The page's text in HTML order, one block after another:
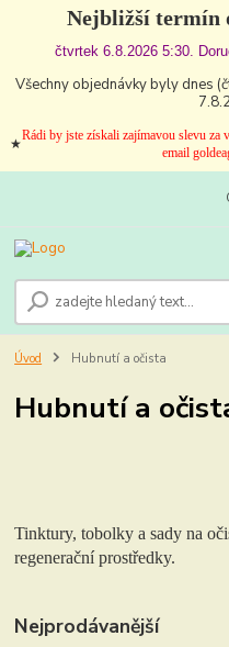
Nejbližší termín
čtvrtek 6.8.2026 5:30.
Všechny objednávky byly dnes
★Rádi by jste získali zajímavou slevu za
email
Úvod Hubnutí a očista
Hubnutí a
Tinktury, tobolky a sady na
regenerační prostředky.
Nejprodávanější